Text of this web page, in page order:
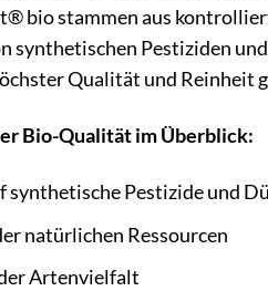
bio stammen aus
synthetischen Pestiziden
Qualität und Reinheit
Bio-Qualität im Überblick:
synthetische Pestizide und
natürlichen Ressourcen
Artenvielfalt